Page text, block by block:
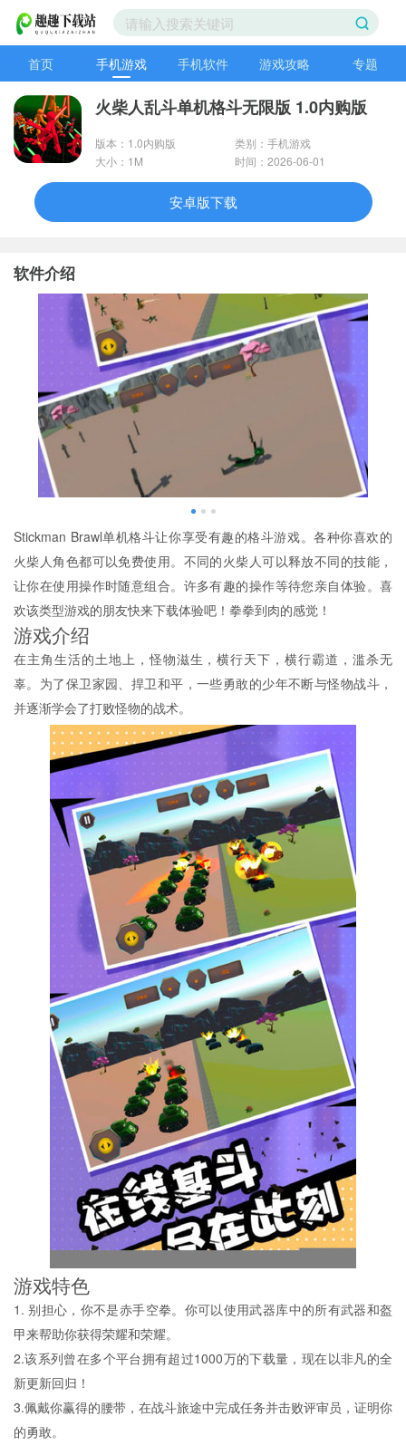
首页 手机游戏 手机软件 游戏攻略 专题
火柴人乱斗单机格斗无限版 1.0内购版
版本：1.0内购版
类别：手机游戏
大小：1M
时间：2026-06-01
安卓版下载
软件介绍
Stickman Brawl单机格斗让你享受有趣的格斗游戏。各种你喜欢的
火柴人角色都可以免费使用。不同的火柴人可以释放不同的技能，
让你在使用操作时随意组合。许多有趣的操作等待您亲自体验。喜
欢该类型游戏的朋友快来下载体验吧！拳拳到肉的感觉！
游戏介绍
在主角生活的土地上，怪物滋生，横行天下，横行霸道，滥杀无
辜。为了保卫家园、捍卫和平，一些勇敢的少年不断与怪物战斗，
并逐渐学会了打败怪物的战术。
游戏特色
1. 别担心，你不是赤手空拳。你可以使用武器库中的所有武器和盔
甲来帮助你获得荣耀和荣耀。
2.该系列曾在多个平台拥有超过1000万的下载量，现在以非凡的全
新更新回归！
3.佩戴你赢得的腰带，在战斗旅途中完成任务并击败评审员，证明你
的勇敢。